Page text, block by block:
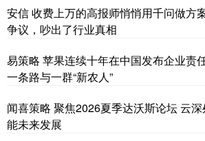
安信 收费上万的高报师悄悄用千问做方
争议，吵出了行业真相
易策略 苹果连续十年在中国发布企业责
一条路与一群“新农人”
闻喜策略 聚焦2026夏季达沃斯论坛 云
能未来发展